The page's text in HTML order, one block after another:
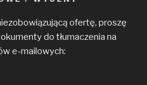
ofertę, proszę
do tłumaczenia na
e-mailowych: